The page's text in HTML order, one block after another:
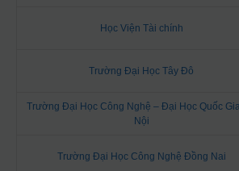
Học Viện Tài chính
Trường Đại Học Tây Đô
Trường Đại Học Công Nghệ – Đại Học Quốc
Nội
Trường Đại Học Công Nghệ Đồng Nai